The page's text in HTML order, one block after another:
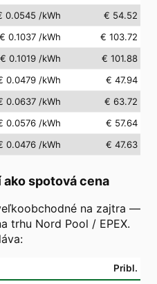
0.0545 /kWh
€ 54.52
€ 0.1037 /kWh
€ 103.72
€ 0.1019 /kWh
€ 101.88
0.0479 /kWh
€ 47.94
0.0637 /kWh
€ 63.72
0.0576 /kWh
€ 57.64
0.0476 /kWh € 47.63
spotová cena
na zajtra —
trhu Nord Pool / EPEX.
Pribl.